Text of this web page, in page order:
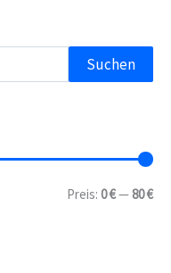
Suchen
MM
Preis: 0 €— 80 €